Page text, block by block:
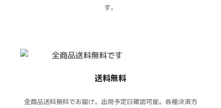
す。
送料無料
全商品送料無料でお届け。出荷予定日確認可能。各種決済方